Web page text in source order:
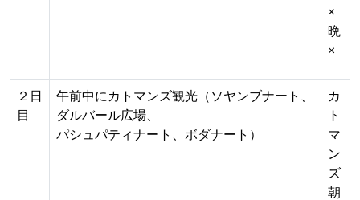
×
晩
×
２日
目
午前中にカトマンズ観光（ソヤンブナート、
ダルバール広場、
パシュパティナート、ボダナート）
カ
ト
マ
ン
ズ
朝